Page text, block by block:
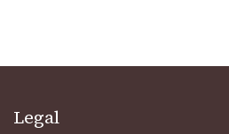
Legal